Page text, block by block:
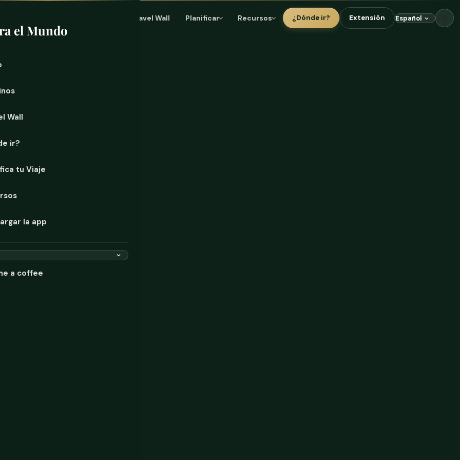
Travel Wall Planificar Recursos ¿Dónde ir? Extensión
el Mundo
Wall
ir?
tu Viaje
la app
a coffee